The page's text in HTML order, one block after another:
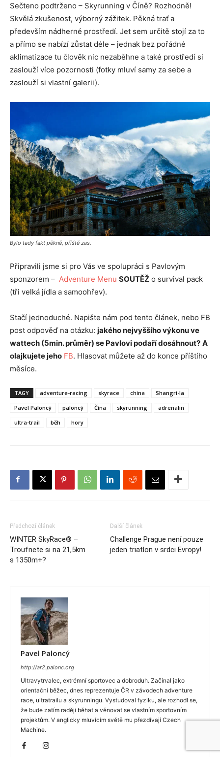
Sečteno podtrženo – Skyrunning v Číně? Rozhodně!
Skvělá zkušenost, výborný zážitek. Pěkná trať a
především nádherné prostředí. Jet sem určitě stojí za to
a přímo se nabízí zůstat déle – jednak bez pořádné
aklimatizace tu člověk nic nezaběhne a také prostředí si
zaslouží více pozornosti (fotky mluví samy za sebe a
zaslouží si vlastní galerii).
Bylo tady fakt pěkně, příště zas.
Připravili jsme si pro Vás ve spolupráci s Pavlovým
sponzorem – Adventure Menu SOUTĚŽ o survival pack
(tři velká jídla a samoohřev).
Stačí jednoduché. Napište nám pod tento článek, nebo FB
post odpověď na otázku: jakého nejvyššího výkonu ve
wattech (5min. průměr) se Pavlovi podaří dosáhnout? A
olajkujete jeho FB. Hlasovat můžete až do konce příštího
měsíce.
TAGY adventure-racing skyrace china
Shangri-la
Pavel Paloncý
paloncý Čína skyrunning
adrenalin
ultra-trail
běh hory
Předchozí článek
WINTER SkyRace® –
Troufnete si na 21,5km
s 1350m+?
Další článek
Challenge Prague není pouze
jeden triatlon v srdci Evropy!
Pavel Paloncý
http://ar2.palonc.org
Ultravytrvalec, extrémní sportovec a dobroduh. Začínal jako
orientační běžec, dnes reprezentuje ČR v závodech adventure
race, ultratrailu a skyrunningu. Vystudoval fyziku, ale rozhodl se,
že bude zatím raději běhat a věnovat se vlastním sportovním
projektům. V anglicky mluvícím světě mu přezdívají Czech
Machine.